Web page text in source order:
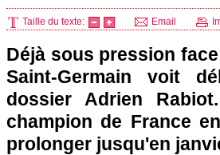
Taille du texte: Email
Déjà sous pression
Saint-Germain voit
dossier Adrien
champion de France
prolonger jusqu'en